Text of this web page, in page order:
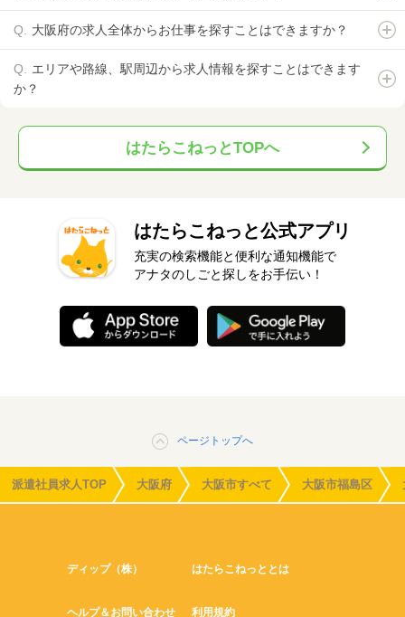
大阪府の求人全体からお仕事を探すことはできますか？
エリアや路線、駅周辺から求人情報を探すことはできます
か？
はたらこねっとTOPへ
はたらこねっと公式アプリ
充実の検索機能と便利な通知機能で
アナタのしごと探しをお手伝い！
ページトップへ
派遣社員求人TOP 大阪府 大阪市すべて 大阪市福島区
ディップ（株） はたらこねっととは
ヘルプ＆お問い合わせ 利用規約